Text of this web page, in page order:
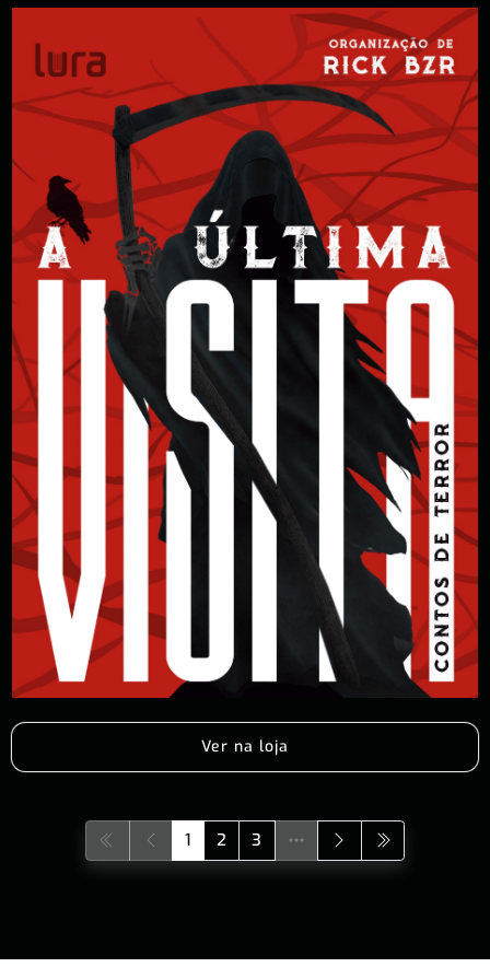
Ver na loja
1 2 3